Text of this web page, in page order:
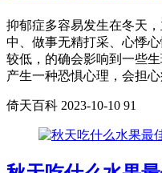
抑郁症多容易发生在冬天
中、做事无精打采、心悸
较低，的确会影响到一些
产生一种恐惧心理，会担
倚天百科 2023-10-10 91